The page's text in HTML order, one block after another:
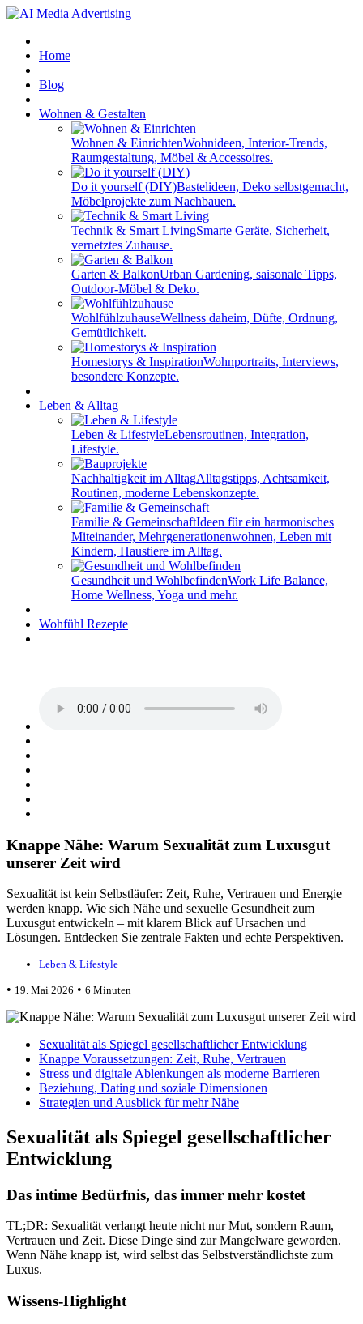
Home
Blog
Wohnen & Gestalten
Wohnen & EinrichtenWohnideen, Interior-Trends,
Raumgestaltung, Möbel & Accessoires.
Do it yourself (DIY)Bastelideen, Deko selbstgemacht,
Möbelprojekte zum Nachbauen.
Technik & Smart LivingSmarte Geräte, Sicherheit,
vernetztes Zuhause.
Garten & BalkonUrban Gardening, saisonale Tipps,
Outdoor-Möbel & Deko.
WohlfühlzuhauseWellness daheim, Düfte, Ordnung,
Gemütlichkeit.
Homestorys & InspirationWohnportraits, Interviews,
besondere Konzepte.
Leben & Alltag
Leben & LifestyleLebensroutinen, Integration,
Lifestyle.
Nachhaltigkeit im AlltagAlltagstipps, Achtsamkeit,
Routinen, moderne Lebenskonzepte.
Familie & GemeinschaftIdeen für ein harmonisches
Miteinander, Mehrgenerationenwohnen, Leben mit
Kindern, Haustiere im Alltag.
Gesundheit und WohlbefindenWork Life Balance,
Home Wellness, Yoga und mehr.
Wohfühl Rezepte
Knappe Nähe: Warum Sexualität zum Luxusgut
unserer Zeit wird
Sexualität ist kein Selbstläufer: Zeit, Ruhe, Vertrauen und Energie
werden knapp. Wie sich Nähe und sexuelle Gesundheit zum
Luxusgut entwickeln – mit klarem Blick auf Ursachen und
Lösungen. Entdecken Sie zentrale Fakten und echte Perspektiven.
Leben & Lifestyle
• 19. Mai 2026 • 6 Minuten
Sexualität als Spiegel gesellschaftlicher Entwicklung
Knappe Voraussetzungen: Zeit, Ruhe, Vertrauen
Stress und digitale Ablenkungen als moderne Barrieren
Beziehung, Dating und soziale Dimensionen
Strategien und Ausblick für mehr Nähe
Sexualität als Spiegel gesellschaftlicher
Entwicklung
Das intime Bedürfnis, das immer mehr kostet
TL;DR: Sexualität verlangt heute nicht nur Mut, sondern Raum,
Vertrauen und Zeit. Diese Dinge sind zur Mangelware geworden.
Wenn Nähe knapp ist, wird selbst das Selbstverständlichste zum
Luxus.
Wissens-Highlight